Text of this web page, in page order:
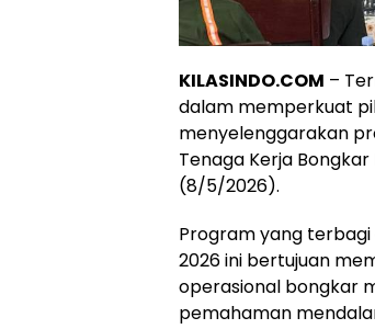
KILASINDO.COM –
dalam memperkuat
menyelenggarakan
Tenaga Kerja
(8/5/2026).
Program yang
2026 ini bertujuan
operasional bongkar
pemahaman